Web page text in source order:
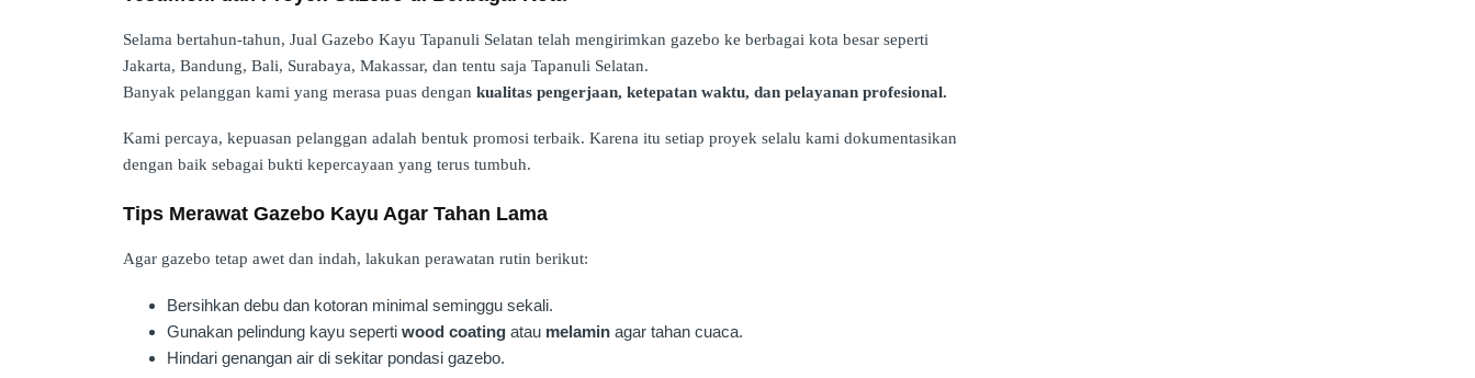
Selama bertahun-tahun, Jual Gazebo Kayu Tapanuli Selatan telah mengirimkan gazebo ke berbagai kota besar seperti
Jakarta, Bandung, Bali, Surabaya, Makassar, dan tentu saja Tapanuli Selatan.
Banyak pelanggan kami yang merasa puas dengan kualitas pengerjaan, ketepatan waktu, dan pelayanan profesional.
Kami percaya, kepuasan pelanggan adalah bentuk promosi terbaik. Karena itu setiap proyek selalu kami dokumentasikan
dengan baik sebagai bukti kepercayaan yang terus tumbuh.
Tips Merawat Gazebo Kayu Agar Tahan Lama
Agar gazebo tetap awet dan indah, lakukan perawatan rutin berikut:
Bersihkan debu dan kotoran minimal seminggu sekali.
Gunakan pelindung kayu seperti wood coating atau melamin agar tahan cuaca.
Hindari genangan air di sekitar pondasi gazebo.